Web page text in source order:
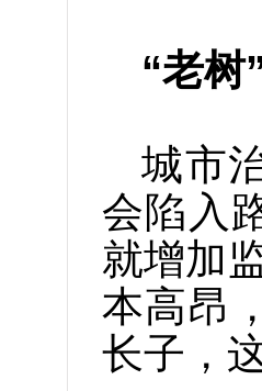
“老树
城市
会陷入
就增加
本高昂
长子，